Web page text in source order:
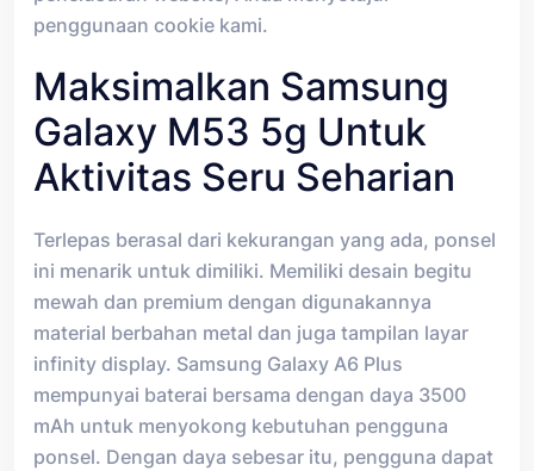
penggunaan cookie kami.
Maksimalkan Samsung
Galaxy M53 5g Untuk
Aktivitas Seru Seharian
Terlepas berasal dari kekurangan yang ada, ponsel
ini menarik untuk dimiliki. Memiliki desain begitu
mewah dan premium dengan digunakannya
material berbahan metal dan juga tampilan layar
infinity display. Samsung Galaxy A6 Plus
mempunyai baterai bersama dengan daya 3500
mAh untuk menyokong kebutuhan pengguna
ponsel. Dengan daya sebesar itu, pengguna dapat